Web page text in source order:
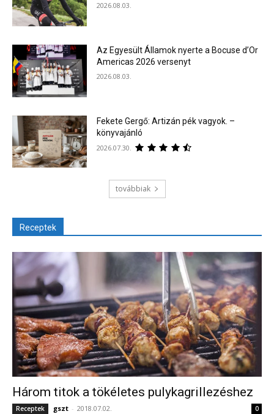
2026.08.03.
Az Egyesült Államok nyerte a Bocuse d’Or
Americas 2026 versenyt
2026.08.03.
Fekete Gergő: Artizán pék vagyok. –
könyvajánló
2026.07.30.
továbbiak
Receptek
Három titok a tökéletes pulykagrillezéshez
Receptek gszt - 2018.07.02. 0